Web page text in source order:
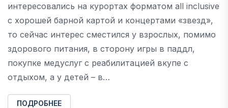
интересовались на курортах форматом all inclusive
c хорошей барной картой и концертами «звезд»,
то сейчас интерес сместился у взрослых, помимо
здорового питания, в сторону игры в паддл,
покупке медуслуг с реабилитацией вкупе с
отдыхом, а у детей – в…
ПОДРОБНЕЕ